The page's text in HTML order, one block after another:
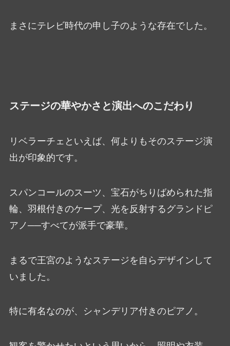
まさにテレビ時代の申し子のような存在でした。
ステージの華やかさと演出へのこだわり
リベラーチェといえば、何よりもそのステージ演
出が印象的です。
スパンコールのスーツ、宝石がちりばめられた指
輪、羽根付きのケープ、光を反射するグランドピ
アノ──すべてが派手で豪華。
まるで王宮のようなステージを自らデザインして
いました。
特に有名なのが、シャンデリア付きのピアノ。